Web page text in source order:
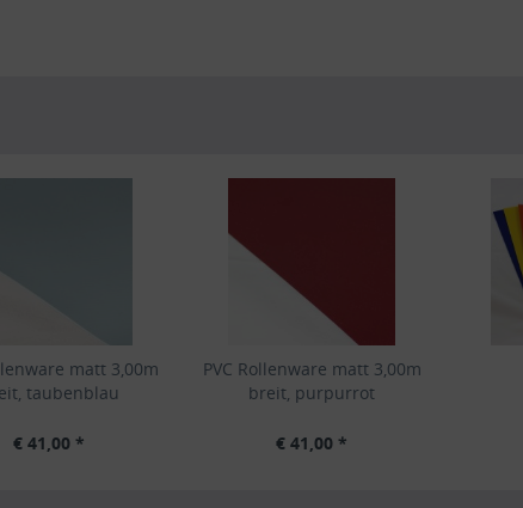
matt 3,00m
taubenblau
€ 41,00 *
PVC Rollenware matt 3,00m
breit, purpurrot
€ 41,00 *